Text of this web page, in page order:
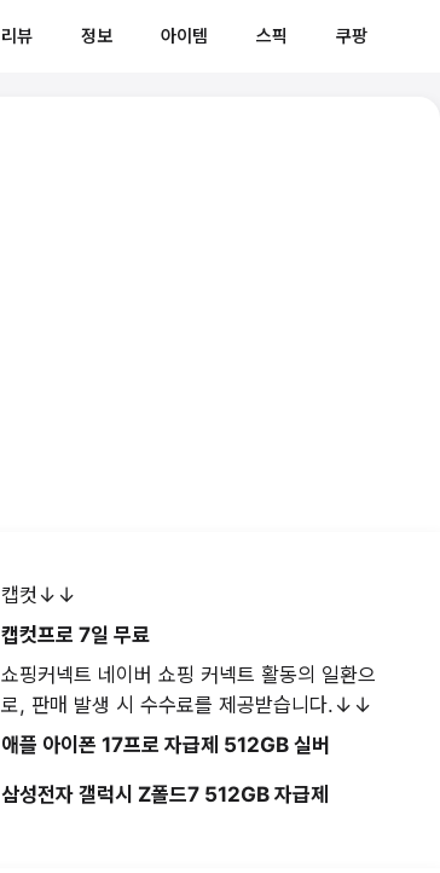
리뷰 정보 아이템 스픽 쿠팡
캡컷↓↓
캡컷프로 7일 무료
쇼핑커넥트 네이버 쇼핑 커넥트 활동의 일환으
로, 판매 발생 시 수수료를 제공받습니다.↓↓
애플 아이폰 17프로 자급제 512GB 실버
삼성전자 갤럭시 Z폴드7 512GB 자급제